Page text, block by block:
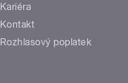
Kariéra
Kontakt
Rozhlasový poplatek